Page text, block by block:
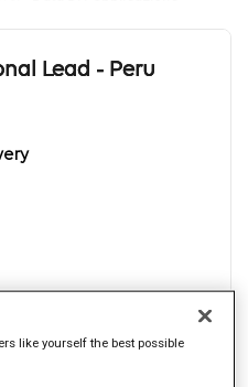
Lead - Peru
like yourself the best possible